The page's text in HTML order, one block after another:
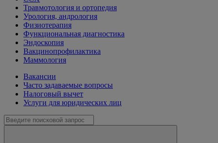
Травмотология и ортопедия
Урология, андрология
Физиотерапия
Функциональная диагностика
Эндоскопия
Вакцинопрофилактика
Маммология
Вакансии
Часто задаваемые вопросы
Налоговый вычет
Услуги для юридических лиц